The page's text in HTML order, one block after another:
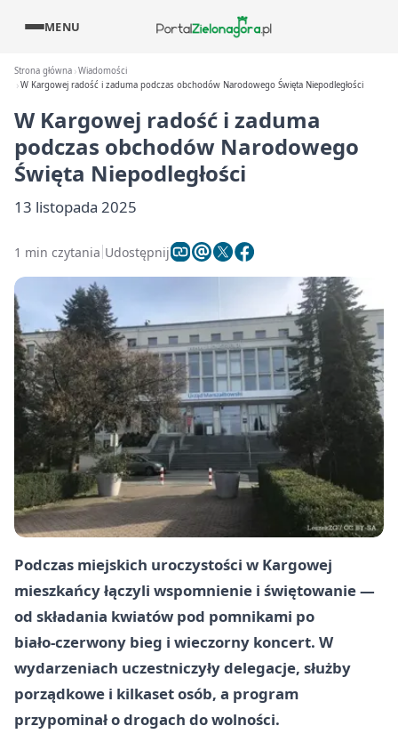
MENU
Strona główna Wiadomości
W Kargowej radość i zaduma podczas obchodów Narodowego Święta Niepodległości
W Kargowej radość i zaduma
podczas obchodów Narodowego
Święta Niepodległości
13 listopada 2025
1 min czytania Udostępnij
Podczas miejskich uroczystości w Kargowej
mieszkańcy łączyli wspomnienie i świętowanie —
od składania kwiatów pod pomnikami po
biało‑czerwony bieg i wieczorny koncert. W
wydarzeniach uczestniczyły delegacje, służby
porządkowe i kilkaset osób, a program
przypominał o drogach do wolności.